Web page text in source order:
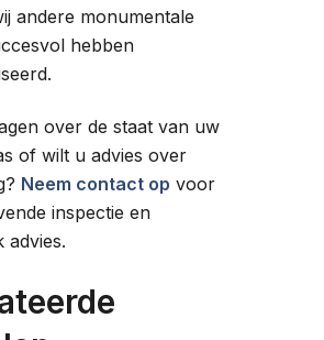
andere monumentale
hebben
over de staat van uw
of wilt u advies over
Neem contact op voor
inspectie en
advies.